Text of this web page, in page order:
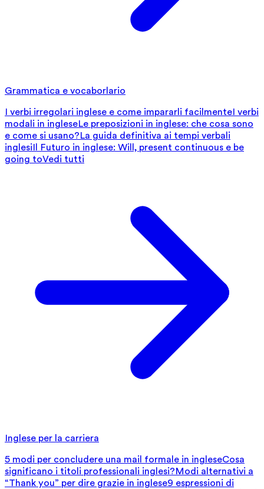
Grammatica e vocaborlario
I verbi irregolari inglese e come impararli facilmenteI verbi
modali in ingleseLe preposizioni in inglese: che cosa sono
e come si usano?La guida definitiva ai tempi verbali
inglesiIl Futuro in inglese: Will, present continuous e be
going toVedi tutti
Inglese per la carriera
5 modi per concludere una mail formale in ingleseCosa
significano i titoli professionali inglesi?Modi alternativi a
“Thank you” per dire grazie in inglese9 espressioni di